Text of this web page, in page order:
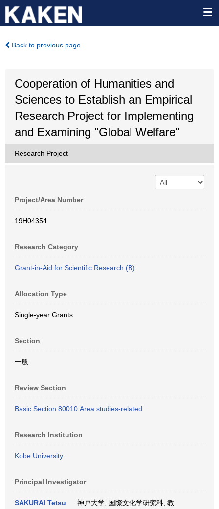
Back to previous page
Cooperation of Humanities and
Sciences to Establish an Empirical
Research Project for Implementing
and Examining "Global Welfare"
Research Project
Project/Area Number
19H04354
Research Category
Grant-in-Aid for Scientific Research (B)
Allocation Type
Single-year Grants
Section
一般
Review Section
Basic Section 80010:Area studies-related
Research Institution
Kobe University
Principal Investigator
SAKURAI Tetsu
神戸大学, 国際文化学研究科, 教